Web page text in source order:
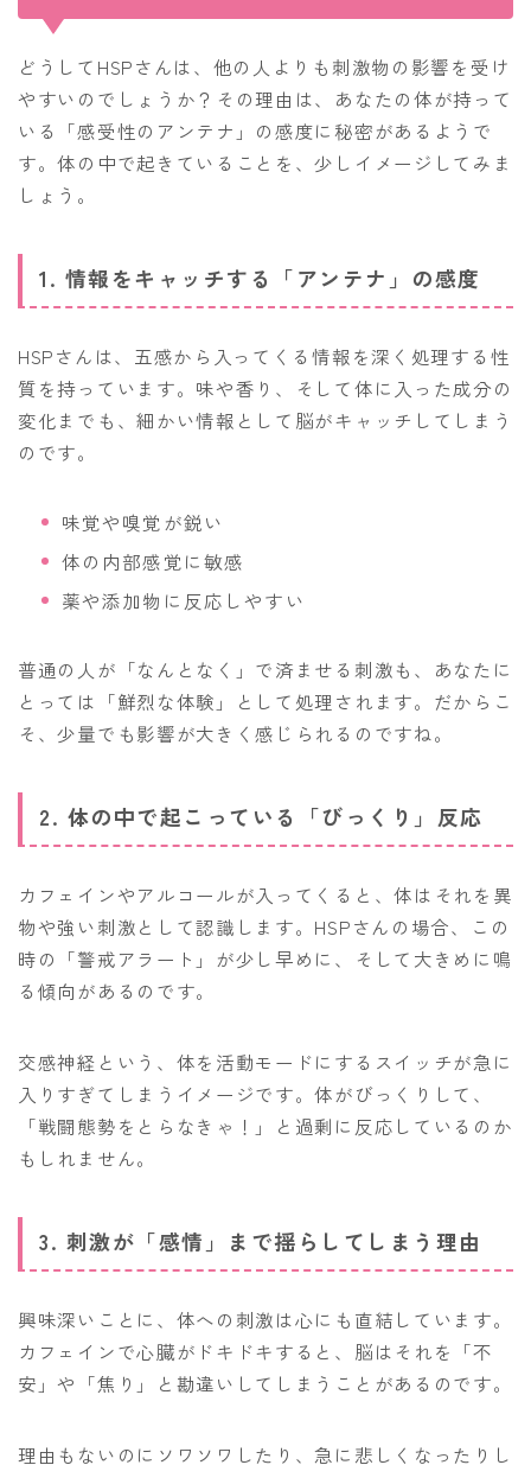
どうしてHSPさんは、他の人よりも刺激物の影響を受け
やすいのでしょうか？その理由は、あなたの体が持って
いる「感受性のアンテナ」の感度に秘密があるようで
す。体の中で起きていることを、少しイメージしてみま
しょう。
1. 情報をキャッチする「アンテナ」の感度
HSPさんは、五感から入ってくる情報を深く処理する性
質を持っています。味や香り、そして体に入った成分の
変化までも、細かい情報として脳がキャッチしてしまう
のです。
味覚や嗅覚が鋭い
体の内部感覚に敏感
薬や添加物に反応しやすい
普通の人が「なんとなく」で済ませる刺激も、あなたに
とっては「鮮烈な体験」として処理されます。だからこ
そ、少量でも影響が大きく感じられるのですね。
2. 体の中で起こっている「びっくり」反応
カフェインやアルコールが入ってくると、体はそれを異
物や強い刺激として認識します。HSPさんの場合、この
時の「警戒アラート」が少し早めに、そして大きめに鳴
る傾向があるのです。
交感神経という、体を活動モードにするスイッチが急に
入りすぎてしまうイメージです。体がびっくりして、
「戦闘態勢をとらなきゃ！」と過剰に反応しているのか
もしれません。
3. 刺激が「感情」まで揺らしてしまう理由
興味深いことに、体への刺激は心にも直結しています。
カフェインで心臓がドキドキすると、脳はそれを「不
安」や「焦り」と勘違いしてしまうことがあるのです。
理由もないのにソワソワしたり、急に悲しくなったりし